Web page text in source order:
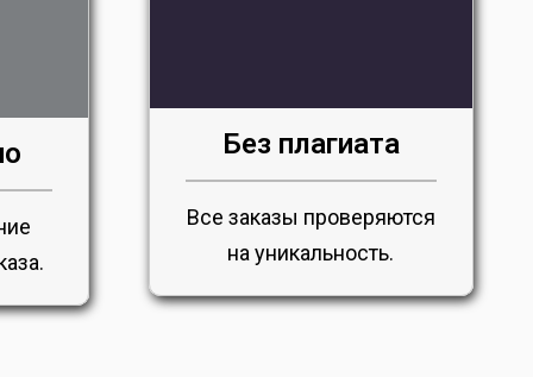
Без плагиата
Все заказы проверяются
на уникальность.